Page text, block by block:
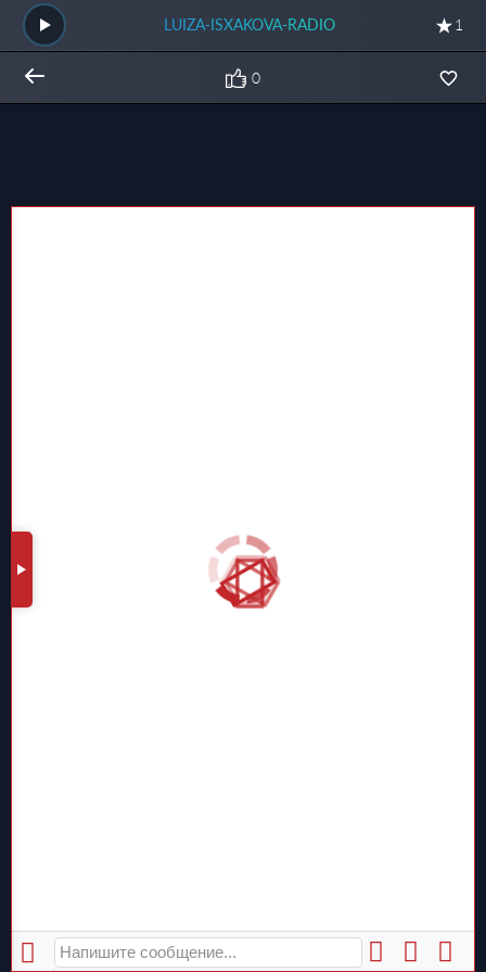
LUIZA-ISXAKOVA-RADIO 1
0